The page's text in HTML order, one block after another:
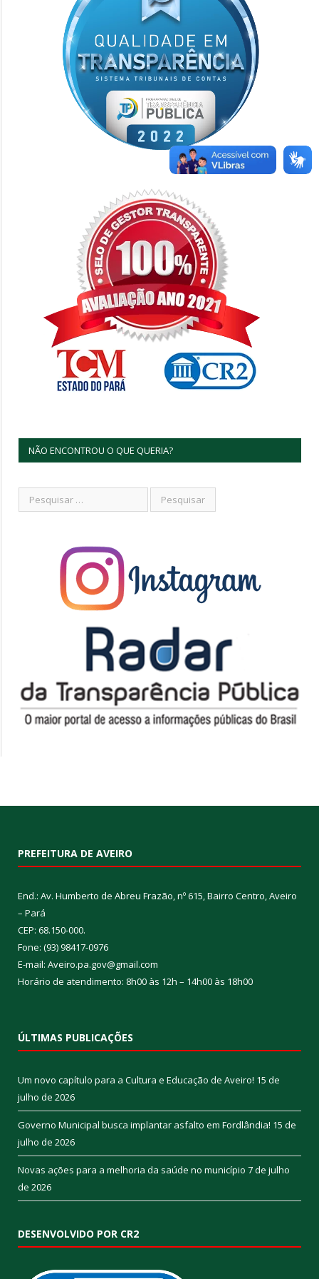
NÃO ENCONTROU O QUE QUERIA?
PREFEITURA DE AVEIRO
End.: Av. Humberto de Abreu Frazão, nº 615, Bairro Centro, Aveiro
– Pará
CEP: 68.150-000.
Fone: (93) 98417-0976
E-mail: Aveiro.pa.gov@gmail.com
Horário de atendimento: 8h00 às 12h – 14h00 às 18h00
ÚLTIMAS PUBLICAÇÕES
Um novo capítulo para a Cultura e Educação de Aveiro! 15 de
julho de 2026
Governo Municipal busca implantar asfalto em Fordlândia! 15 de
julho de 2026
Novas ações para a melhoria da saúde no município 7 de julho
de 2026
DESENVOLVIDO POR CR2